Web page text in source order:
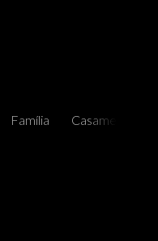
Família Casamentos